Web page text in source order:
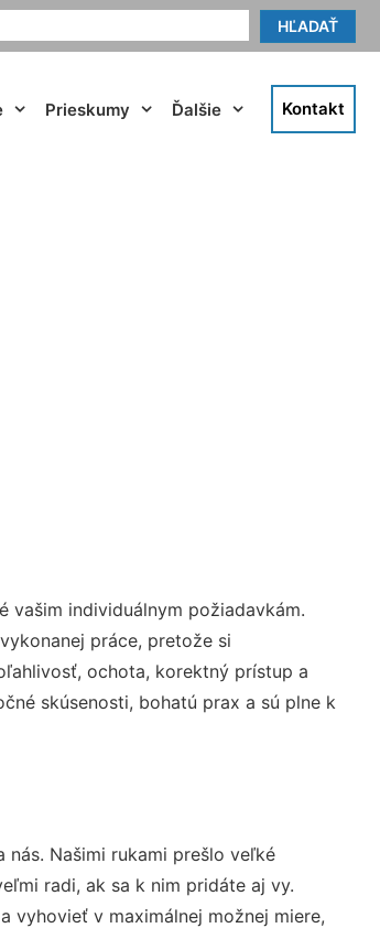
HĽADAŤ
Prieskumy Ďalšie Kontakt
vašim individuálnym požiadavkám.
práce, pretože si
ochota, korektný prístup a
skúsenosti, bohatú prax a sú plne k
Našimi rukami prešlo veľké
radi, ak sa k nim pridáte aj vy.
vyhovieť v maximálnej možnej miere,